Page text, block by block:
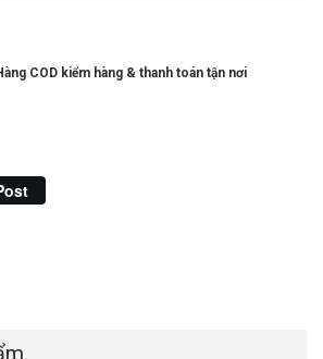
COD kiểm hàng & thanh toán tận nơi